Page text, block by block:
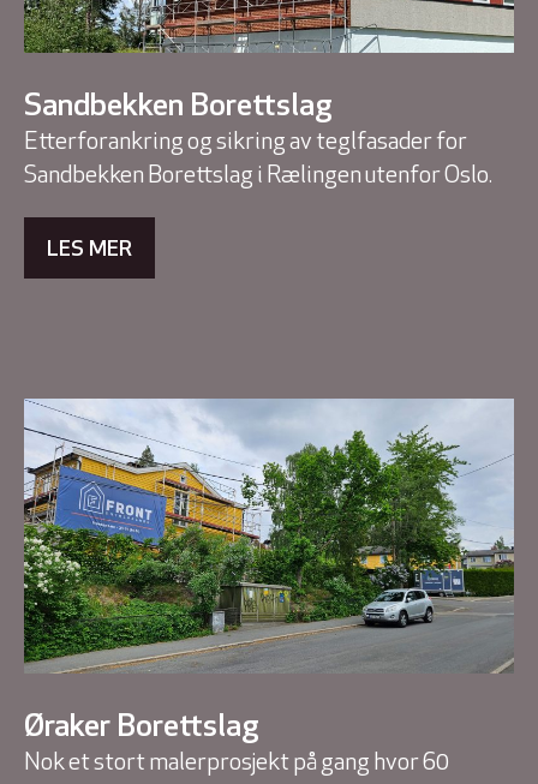
Sandbekken Borettslag
Etterforankring og sikring av teglfasader for
Sandbekken Borettslag i Rælingen utenfor Oslo.
LES MER
Øraker Borettslag
Nok et stort malerprosjekt på gang hvor 60